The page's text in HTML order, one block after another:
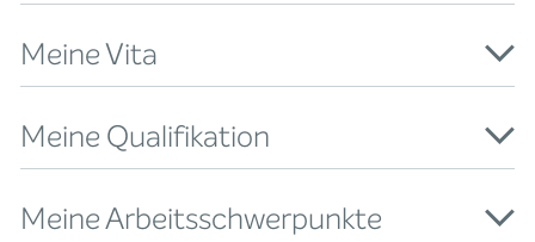
Meine Vita
Meine Qualifikation
Meine Arbeitsschwerpunkte